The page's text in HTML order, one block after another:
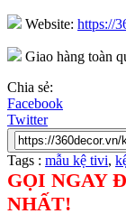
Website: https://
Giao hàng toàn
Chia sẻ:
Facebook
Twitter
Tags : mẫu kệ tivi,
GỌI NGAY
NHẤT!